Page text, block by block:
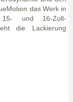
das Werk in
15- und 16-Zoll-
die Lackierung